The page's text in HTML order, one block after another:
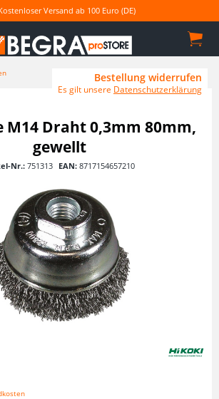
Versand ab 100 Euro (DE)
M14 Draht 0,3mm 80mm,
gewellt
Nr.: 751313 EAN: 8717154657210
Bestellung widerrufen
Es gilt unsere Datenschutzerklärung